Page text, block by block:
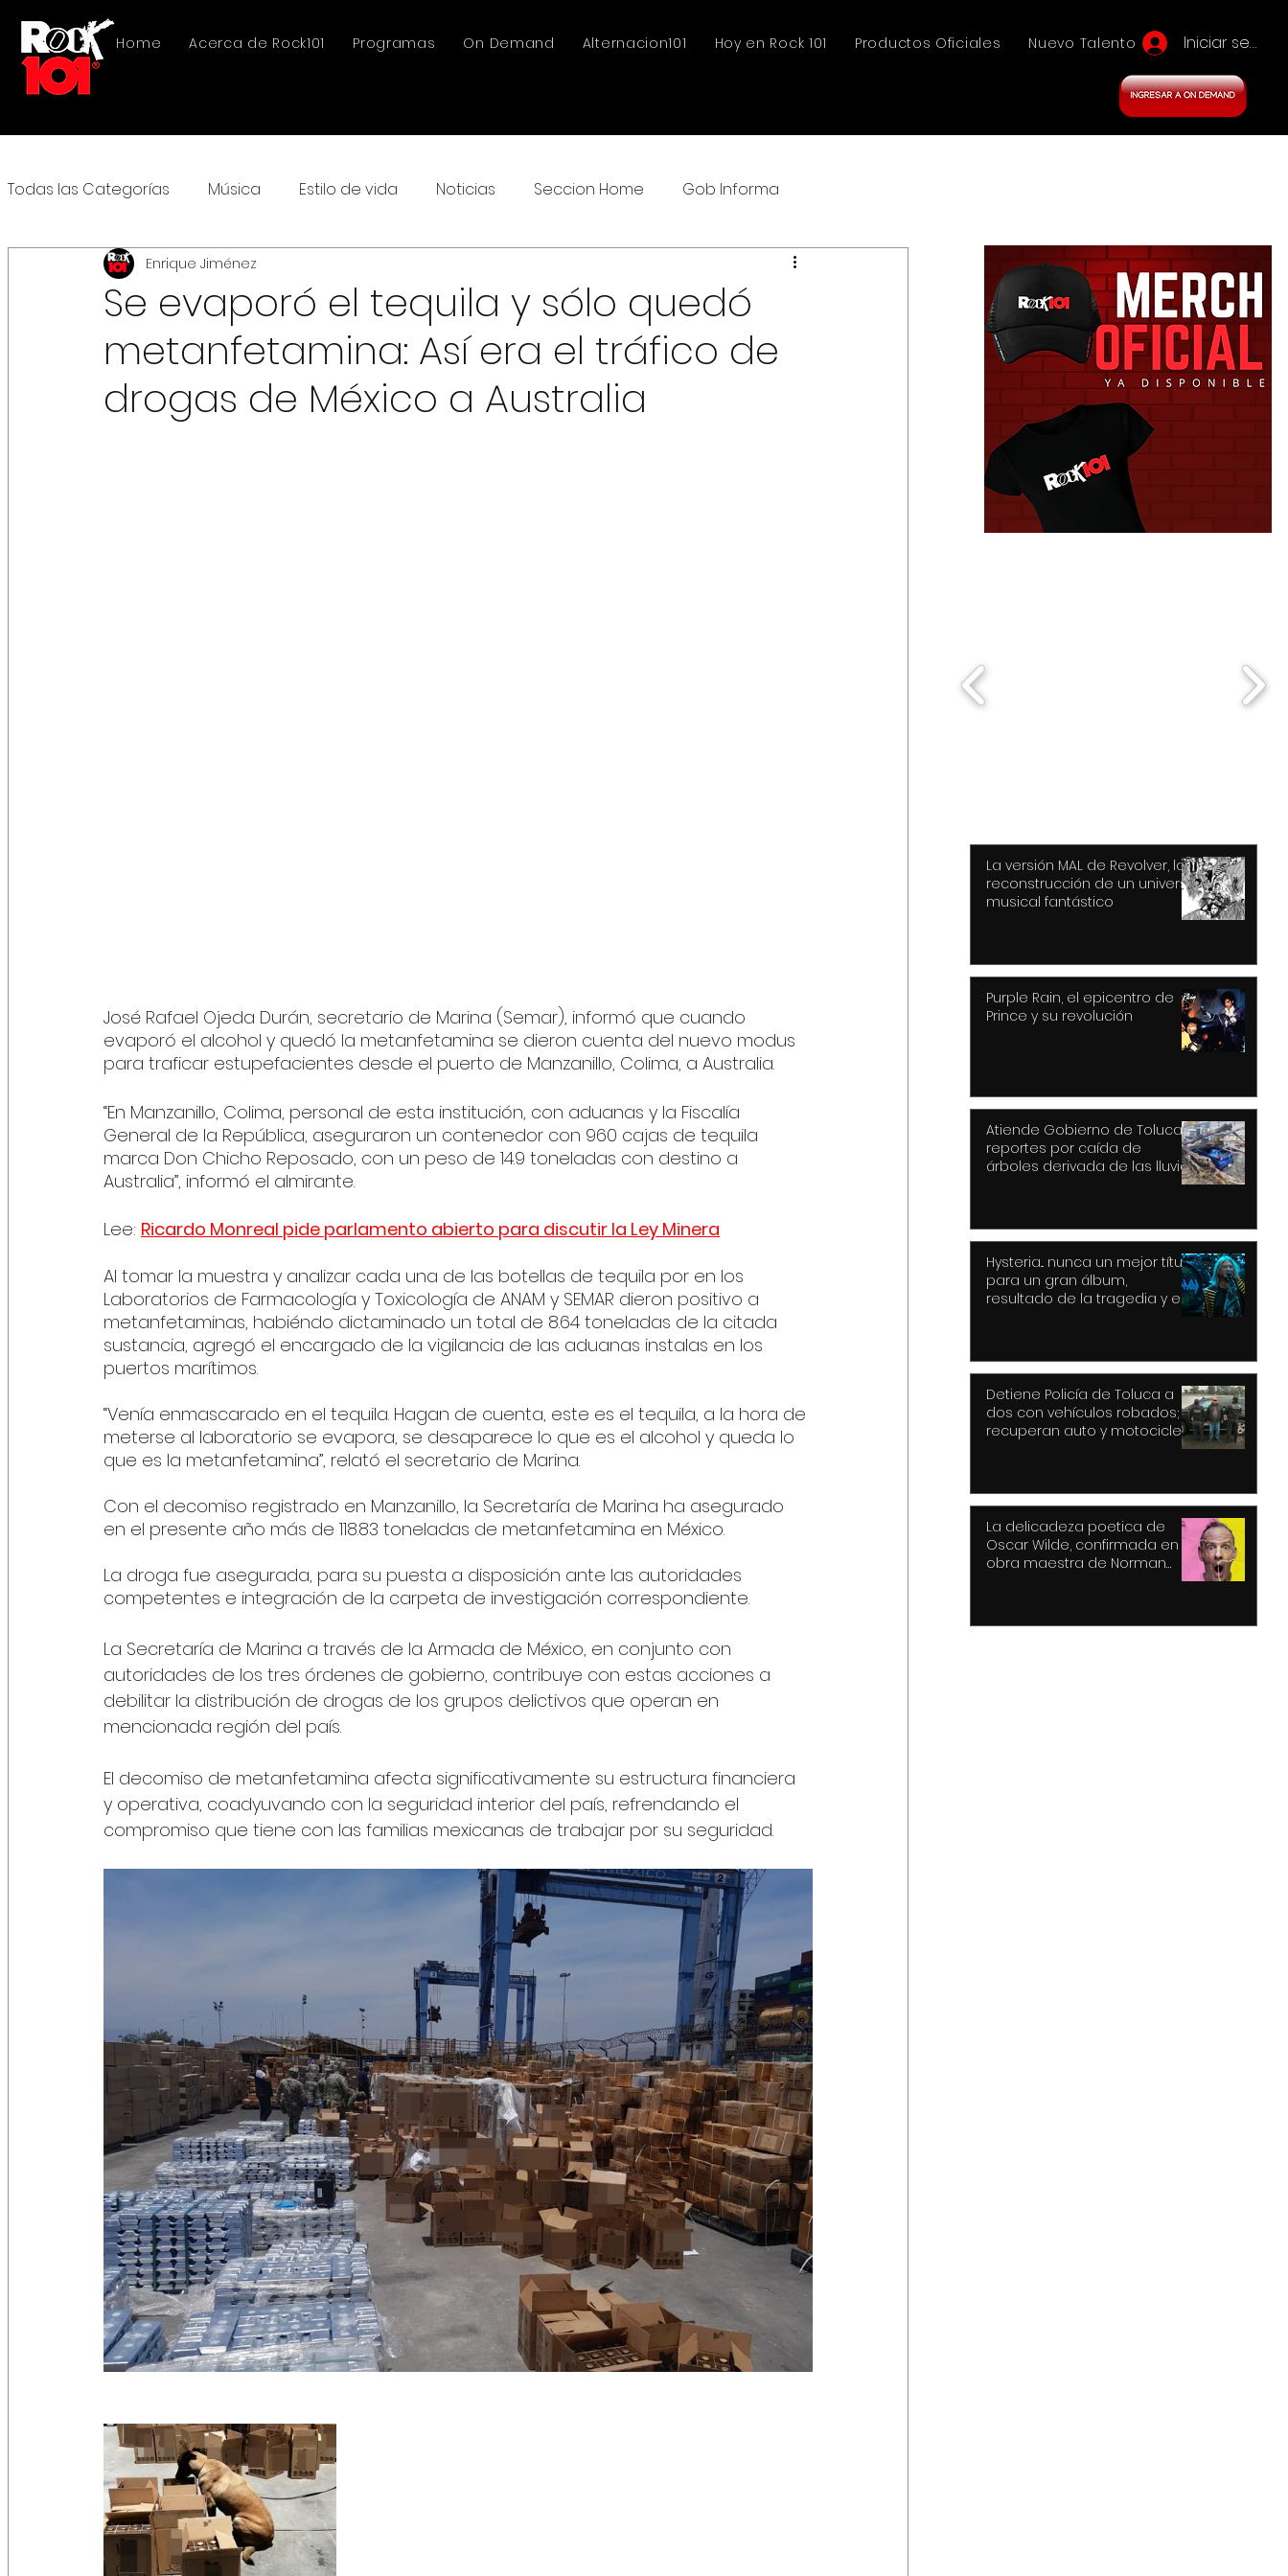
Home Acerca de Rock101 Programas On Demand Alternacion101 Hoy en Rock 101 Productos Oficiales Nuevo Talento Iniciar sesión
Todas las Categorías Música Estilo de vida Noticias Seccion Home Gob Informa
Se evaporó el tequila y sólo quedó
metanfetamina: Así era el tráfico de
drogas de México a Australia
Enrique Jiménez
José Rafael Ojeda Durán, secretario de Marina (Semar), informó que cuando
evaporó el alcohol y quedó la metanfetamina se dieron cuenta del nuevo modus
para traficar estupefacientes desde el puerto de Manzanillo, Colima, a Australia.
“En Manzanillo, Colima, personal de esta institución, con aduanas y la Fiscalía
General de la República, aseguraron un contenedor con 960 cajas de tequila
marca Don Chicho Reposado, con un peso de 14.9 toneladas con destino a
Australia”, informó el almirante.
Lee: Ricardo Monreal pide parlamento abierto para discutir la Ley Minera
Al tomar la muestra y analizar cada una de las botellas de tequila por en los
Laboratorios de Farmacología y Toxicología de ANAM y SEMAR dieron positivo a
metanfetaminas, habiéndo dictaminado un total de 8.64 toneladas de la citada
sustancia, agregó el encargado de la vigilancia de las aduanas instalas en los
puertos marítimos.
“Venía enmascarado en el tequila. Hagan de cuenta, este es el tequila, a la hora de
meterse al laboratorio se evapora, se desaparece lo que es el alcohol y queda lo
que es la metanfetamina”, relató el secretario de Marina.
Con el decomiso registrado en Manzanillo, la Secretaría de Marina ha asegurado
en el presente año más de 118.83 toneladas de metanfetamina en México.
La droga fue asegurada, para su puesta a disposición ante las autoridades
competentes e integración de la carpeta de investigación correspondiente.
La Secretaría de Marina a través de la Armada de México, en conjunto con
autoridades de los tres órdenes de gobierno, contribuye con estas acciones a
debilitar la distribución de drogas de los grupos delictivos que operan en
mencionada región del país.
El decomiso de metanfetamina afecta significativamente su estructura financiera
y operativa, coadyuvando con la seguridad interior del país, refrendando el
compromiso que tiene con las familias mexicanas de trabajar por su seguridad.
La versión MAL de Revolver, la
reconstrucción de un universo
musical fantástico
Purple Rain, el epicentro de
Prince y su revolución
Atiende Gobierno de Toluca
reportes por caída de
árboles derivada de las lluvias
Hysteria... nunca un mejor título
para un gran álbum,
resultado de la tragedia y el
Detiene Policía de Toluca a
dos con vehículos robados;
recuperan auto y motocicleta
La delicadeza poetica de
Oscar Wilde, confirmada en la
obra maestra de Norman